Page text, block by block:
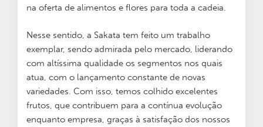
na oferta de alimentos e flores para toda a cadeia.
Nesse sentido, a Sakata tem feito um trabalho
exemplar, sendo admirada pelo mercado, liderando
com altíssima qualidade os segmentos nos quais
atua, com o lançamento constante de novas
variedades. Com isso, temos colhido excelentes
frutos, que contribuem para a contínua evolução
enquanto empresa, graças à satisfação dos nossos